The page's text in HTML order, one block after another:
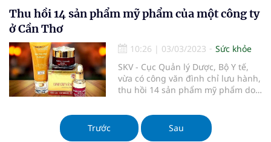
Thu hồi 14 sản phẩm mỹ phẩm của một công ty
ở Cần Thơ
10:26 | 03/03/2023
Sức khỏe
SKV - Cục Quản lý Dược, Bộ Y tế,
vừa có công văn đình chỉ lưu hành,
thu hồi 14 sản phẩm mỹ phẩm do
TM Nguyễn Hoàng Na sản xuất,
đứng tên công bố và chịu trách
nhiệm đưa sản phẩm ra thị
Trước Sau